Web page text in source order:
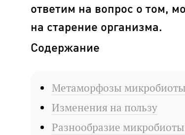
ответим на вопрос о том,
на старение организма.
Содержание
Метаморфозы микробиоты
Изменения на пользу
Разнообразие